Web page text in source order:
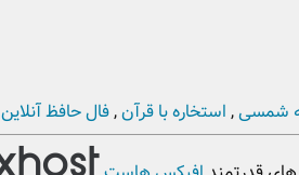
شمسی, استخاره با قرآن,فال حافظ آنلاین